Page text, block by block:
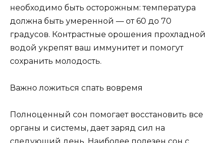
необходимо быть осторожным: температура
должна быть умеренной — от 60 до 70
градусов. Контрастные орошения прохладной
водой укрепят ваш иммунитет и помогут
сохранить молодость.
Важно ложиться спать вовремя
Полноценный сон помогает восстановить все
органы и системы, дает заряд сил на